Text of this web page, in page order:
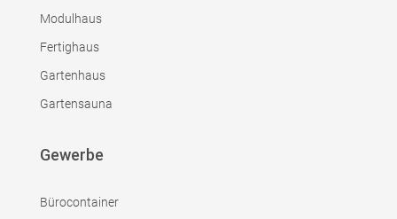
Modulhaus
Fertighaus
Gartenhaus
Gartensauna
Gewerbe
Bürocontainer